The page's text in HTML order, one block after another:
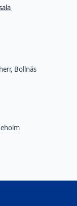
Bollnäs